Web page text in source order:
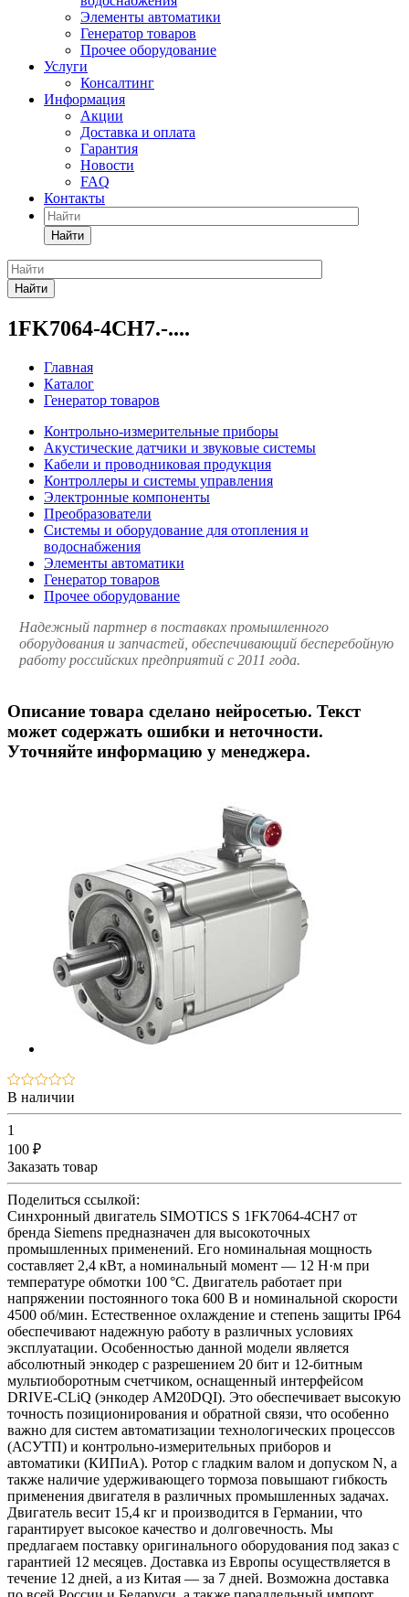
Элементы автоматики
Генератор товаров
Прочее оборудование
Услуги
Консалтинг
Информация
Акции
Доставка и оплата
Гарантия
Новости
FAQ
Контакты
Найти
Найти
1FK7064-4CH7.-....
Главная
Каталог
Генератор товаров
Контрольно-измерительные приборы
Акустические датчики и звуковые системы
Кабели и проводниковая продукция
Контроллеры и системы управления
Электронные компоненты
Преобразователи
Системы и оборудование для отопления и
водоснабжения
Элементы автоматики
Генератор товаров
Прочее оборудование
Надежный партнер в поставках промышленного
оборудования и запчастей, обеспечивающий бесперебойную
работу российских предприятий с 2011 года.
Описание товара сделано нейросетью. Текст
может содержать ошибки и неточности.
Уточняйте информацию у менеджера.
В наличии
1
100 ₽
Заказать товар
Поделиться ссылкой:
Синхронный двигатель SIMOTICS S 1FK7064-4CH7 от
бренда Siemens предназначен для высокоточных
промышленных применений. Его номинальная мощность
составляет 2,4 кВт, а номинальный момент — 12 Н·м при
температуре обмотки 100 °C. Двигатель работает при
напряжении постоянного тока 600 В и номинальной скорости
4500 об/мин. Естественное охлаждение и степень защиты IP64
обеспечивают надежную работу в различных условиях
эксплуатации. Особенностью данной модели является
абсолютный энкодер с разрешением 20 бит и 12-битным
мультиоборотным счетчиком, оснащенный интерфейсом
DRIVE-CLiQ (энкодер AM20DQI). Это обеспечивает высокую
точность позиционирования и обратной связи, что особенно
важно для систем автоматизации технологических процессов
(АСУТП) и контрольно-измерительных приборов и
автоматики (КИПиА). Ротор с гладким валом и допуском N, а
также наличие удерживающего тормоза повышают гибкость
применения двигателя в различных промышленных задачах.
Двигатель весит 15,4 кг и производится в Германии, что
гарантирует высокое качество и долговечность. Мы
предлагаем поставку оригинального оборудования под заказ с
гарантией 12 месяцев. Доставка из Европы осуществляется в
течение 12 дней, а из Китая — за 7 дней. Возможна доставка